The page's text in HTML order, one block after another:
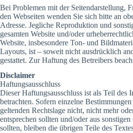
Bei Problemen mit der Seitendarstellung,
den Webseiten wenden Sie sich bitte an
Adresse. Jegliche Reproduktion und
gesamten Website und/oder
Website, insbesondere Ton- und
Layouts, ist – soweit nicht ausdrücklich
gestattet. Zur Haftung des Betreibers
Disclaimer
Haftungsausschluss
Dieser Haftungsausschluss ist als Teil des
betrachten. Sofern einzelne
geltenden Rechtslage nicht, nicht mehr
entsprechen sollten und/oder aus
sollten, bleiben die übrigen Teile des